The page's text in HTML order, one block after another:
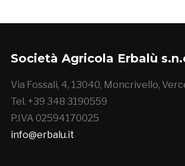
Società Agricola Erbalù
Via Fossali, 4, 13040, Moncrivello,
Tel. +39 348 3190559
P.IVA 02594170025
info@erbalu.it